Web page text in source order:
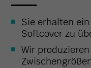
Sie erhalten
Softcover zu
Wir